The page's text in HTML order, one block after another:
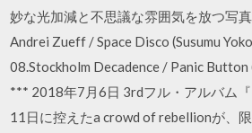
妙な光加減と不思議な雰囲気を放つ写
Andrei Zueff / Space Disco (Susumu
08.Stockholm Decadence / Panic
*** 2018年7月6日 3rdフル・アルバム
11日に控えたa crowd of rebellionが、